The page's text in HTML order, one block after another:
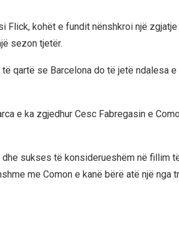
Flick, kohët e fundit nënshkroi një
sezon tjetër.
të qartë se Barcelona do të jetë ndalesa
e ka zgjedhur Cesc Fabregasin e
dhe sukses të konsiderueshëm në fillim
me Comon e kanë bërë atë një nga